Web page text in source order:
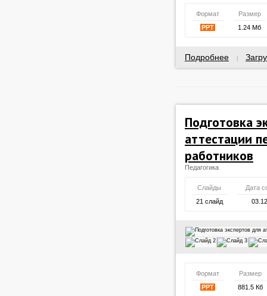
Формат
Размер
PPT
1.24 Мб
Подробнее
Подготовка
аттестации
работников
Педагогика
Слайды
Дата
21 слайд
Формат
Размер
PPT
881.5 Кб